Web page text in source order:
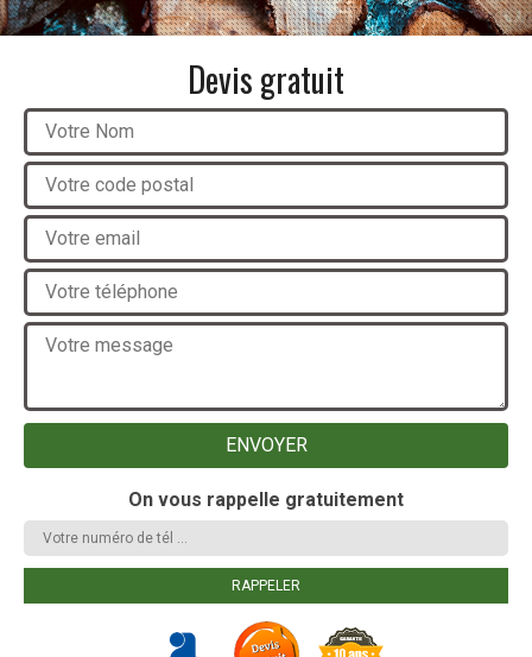
Devis gratuit
On vous rappelle gratuitement